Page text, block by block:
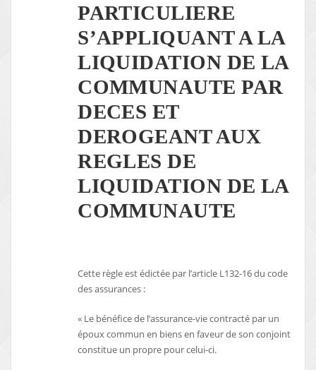
PARTICULIERE
S’APPLIQUANT A LA
LIQUIDATION DE LA
COMMUNAUTE PAR
DECES ET
DEROGEANT AUX
REGLES DE
LIQUIDATION DE LA
COMMUNAUTE
Cette règle est édictée par l’article L132-16 du code
des assurances :
« Le bénéfice de l’assurance-vie contracté par un
époux commun en biens en faveur de son conjoint
constitue un propre pour celui-ci.